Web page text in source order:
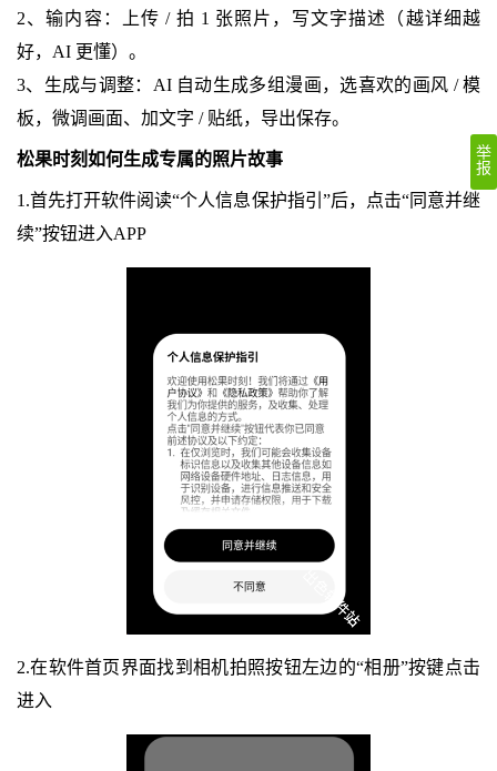
2、输内容：上传 / 拍 1 张照片，写文字描述（越详细越
好，AI 更懂）。
3、生成与调整：AI 自动生成多组漫画，选喜欢的画风 / 模
板，微调画面、加文字 / 贴纸，导出保存。
松果时刻如何生成专属的照片故事
1.首先打开软件阅读“个人信息保护指引”后，点击“同意并继
续”按钮进入APP
2.在软件首页界面找到相机拍照按钮左边的“相册”按键点击
进入
举
报